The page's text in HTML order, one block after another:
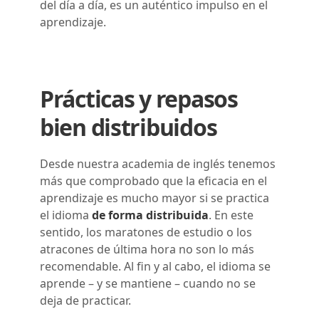
del día a día, es un auténtico impulso en el
aprendizaje.
Prácticas y repasos
bien distribuidos
Desde nuestra academia de inglés tenemos
más que comprobado que la eficacia en el
aprendizaje es mucho mayor si se practica
el idioma de forma distribuida. En este
sentido, los maratones de estudio o los
atracones de última hora no son lo más
recomendable. Al fin y al cabo, el idioma se
aprende – y se mantiene – cuando no se
deja de practicar.